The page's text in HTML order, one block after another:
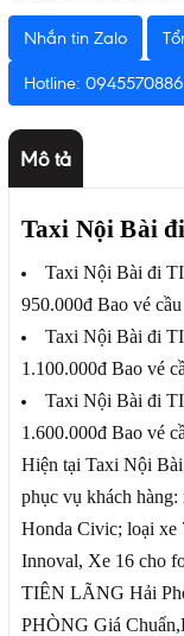
Nhắn tin Zalo
Hotline: 0945570886
Mô tả
Taxi Nội Bài
Taxi Nội Bài đi
950.000đ Bao vé
Taxi Nội Bài đi
1.100.000đ Bao vé
Taxi Nội Bài đi
1.600.000đ Bao vé
Hiện tại Taxi Nội
phục vụ khách
Honda Civic; loại xe
Innoval, Xe 16 cho
TIÊN LÃNG Hải
PHÒNG Giá